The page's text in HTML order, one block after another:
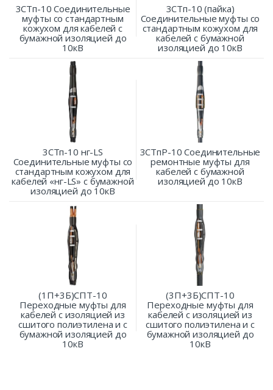
3СТп-10 Соединительные
муфты со стандартным
кожухом для кабелей с
бумажной изоляцией до
10кВ
3СТп-10 (пайка)
Соединительные муфты со
стандартным кожухом для
кабелей с бумажной
изоляцией до 10кВ
3СТп-10 нг-LS
Соединительные муфты со
стандартным кожухом для
кабелей «нг-LS» с бумажной
изоляцией до 10кВ
3СТпР-10 Соединительные
ремонтные муфты для
кабелей с бумажной
изоляцией до 10кВ
(1П+3Б)СПТ-10
Переходные муфты для
кабелей с изоляцией из
сшитого полиэтилена и с
бумажной изоляцией до
10кВ
(3П+3Б)СПТ-10
Переходные муфты для
кабелей с изоляцией из
сшитого полиэтилена и с
бумажной изоляцией до
10кВ